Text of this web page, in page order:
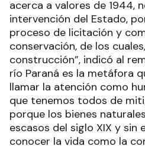
acerca a valores de 1944,
intervención del Estado,
proceso de licitación y
conservación, de los
construcción”, indicó al
río Paraná es la metáfora
llamar la atención como
que tenemos todos de
porque los bienes
escasos del siglo XIX y sin
conocer la vida como la